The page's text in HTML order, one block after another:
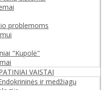
problemoms
"Kupolė"
VAISTAI
ir medžiagų